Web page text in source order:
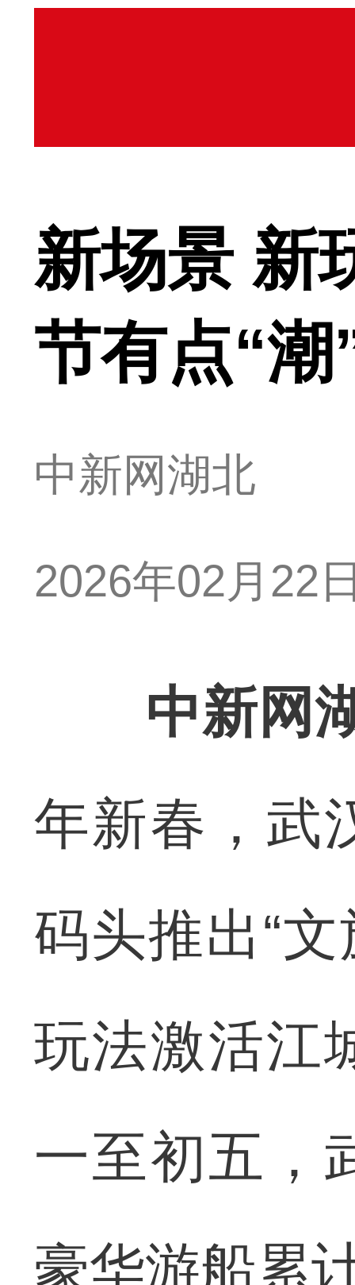
新场景 新
节有点“潮
中新网湖北
2026年02月22
中新网
年新春，武
码头推出“
玩法激活江
一至初五，
豪华游船累